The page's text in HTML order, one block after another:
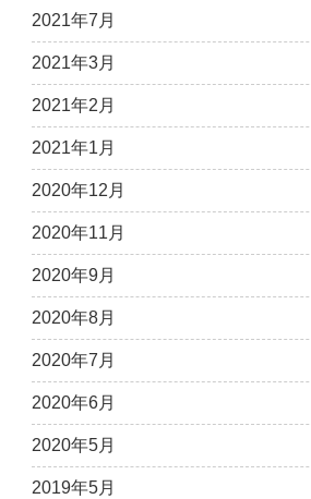
2021年7月
2021年3月
2021年2月
2021年1月
2020年12月
2020年11月
2020年9月
2020年8月
2020年7月
2020年6月
2020年5月
2019年5月